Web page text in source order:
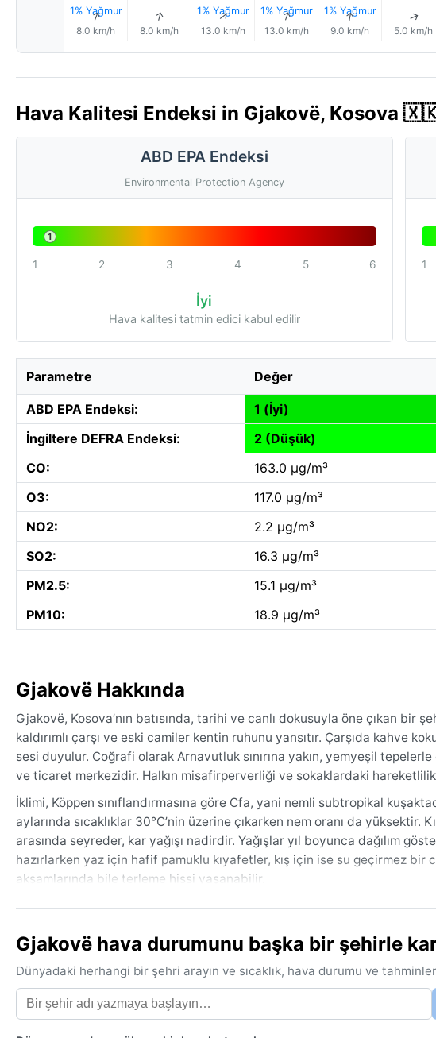
1% Yağmur
↑
8.0 km/h
↑
8.0 km/h
1% Yağmur
↑
13.0 km/h
1% Yağmur
↑
13.0 km/h
1% Yağmur
↑
9.0 km/h
↑
5.0 km/h
Hava Kalitesi Endeksi in Gjakovë, Kosova
ABD EPA Endeksi
Environmental Protection Agency
1
1 2 3 4 5 6
İyi
Hava kalitesi tatmin edici kabul edilir
1
Parametre Değer
ABD EPA Endeksi:
1 (İyi)
İngiltere DEFRA Endeksi:
2 (Düşük)
CO:
163.0 µg/m³
O3:
117.0 µg/m³
NO2:
2.2 µg/m³
SO2:
16.3 µg/m³
PM2.5:
15.1 µg/m³
PM10:
18.9 µg/m³
Gjakovë Hakkında
Gjakovë, Kosova’nın batısında, tarihi ve canlı dokusuyla öne çıkan bir
kaldırımlı çarşı ve eski camiler kentin ruhunu yansıtır. Çarşıda kahve
sesi duyulur. Coğrafi olarak Arnavutluk sınırına yakın, yemyeşil
ve ticaret merkezidir. Halkın misafirperverliği ve sokaklardaki
İklimi, Köppen sınıflandırmasına göre Cfa, yani nemli subtropikal
aylarında sıcaklıklar 30°C’nin üzerine çıkarken nem oranı da yüksektir.
arasında seyreder, kar yağışı nadirdir. Yağışlar yıl boyunca dağılım
hazırlarken yaz için hafif pamuklu kıyafetler, kış için ise su geçirmez
akşamlarında bile terleme hissi yaşanabilir.
En keyifli dönem, ılıman havasıyla nisan-mayıs ayları veya eylül-ekim
sabah saatlerinde şehri kaplar, ancak uzun sürmez. Ne muson ne de
yaşanabilirdir. Gjakovë, mevsimlerin her birinde farklı bir yüzünü
Gjakovë hava durumunu başka bir şehirle
Dünyadaki herhangi bir şehri arayın ve sıcaklık, hava durumu ve